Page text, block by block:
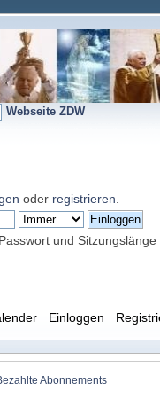
Webseite ZDW
oder registrieren
und Sitzungslänge
Einloggen
Abonnements